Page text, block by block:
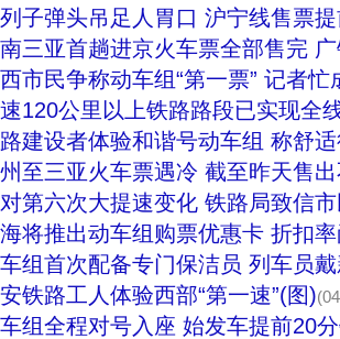
子弹头吊足人胃口 沪宁线售票
三亚首趟进京火车票全部售完
市民争称动车组“第一票” 记者忙
120公里以上铁路路段已实现全
建设者体验和谐号动车组 称舒
至三亚火车票遇冷 截至昨天售
第六次大提速变化 铁路局致信
海将推出动车组购票优惠卡 折扣
组首次配备专门保洁员 列车员
铁路工人体验西部“第一速”(图)
组全程对号入座 始发车提前20